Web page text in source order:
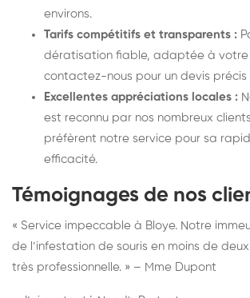
environs.
Tarifs compétitifs et transparents :
dératisation fiable, adaptée à
contactez-nous pour un devis précis
Excellentes appréciations locales :
est reconnu par nos nombreux
préfèrent notre service pour sa
efficacité.
Témoignages de nos
« Service impeccable à Bloye. Notre
de l’infestation de souris en moins de
très professionnelle. » – Mme Dupont